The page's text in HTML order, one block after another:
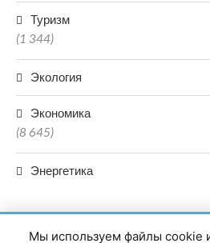
Туризм
(1 344)
Экология
Экономика
(8 645)
Энергетика
Мы используем файлы cookie